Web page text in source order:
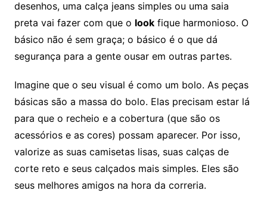
desenhos, uma calça jeans simples ou uma saia
preta vai fazer com que o lookfique harmonioso. O
básico não é sem graça; o básico é o que dá
segurança para a gente ousar em outras partes.
Imagine que o seu visual é como um bolo. As peças
básicas são a massa do bolo. Elas precisam estar lá
para que o recheio e a cobertura (que são os
acessórios e as cores) possam aparecer. Por isso,
valorize as suas camisetas lisas, suas calças de
corte reto e seus calçados mais simples. Eles são
seus melhores amigos na hora da correria.